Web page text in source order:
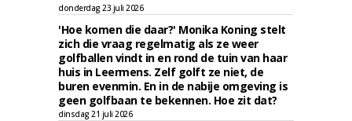
donderdag 23 juli 2026
'Hoe komen die daar?' Monika Koning stelt
zich die vraag regelmatig als ze weer
golfballen vindt in en rond de tuin van haar
huis in Leermens. Zelf golft ze niet, de
buren evenmin. En in de nabije omgeving is
geen golfbaan te bekennen. Hoe zit dat?
dinsdag 21 juli 2026